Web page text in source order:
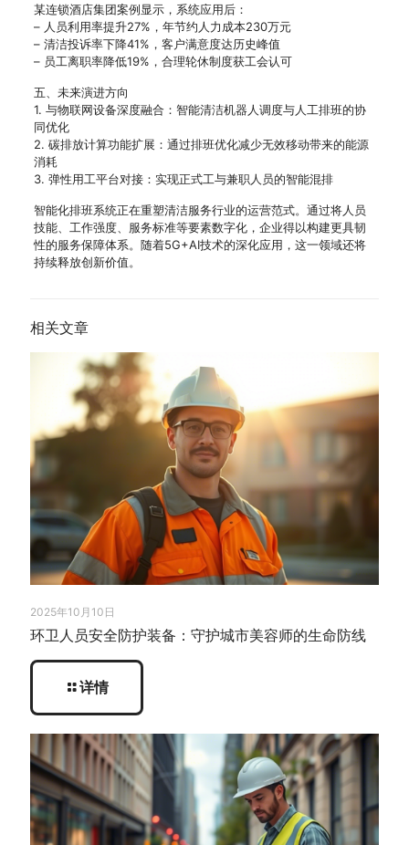
某连锁酒店集团案例显示，系统应用后：
– 人员利用率提升27%，年节约人力成本230万元
– 清洁投诉率下降41%，客户满意度达历史峰值
– 员工离职率降低19%，合理轮休制度获工会认可
五、未来演进方向
1. 与物联网设备深度融合：智能清洁机器人调度与人工排班的协
同优化
2. 碳排放计算功能扩展：通过排班优化减少无效移动带来的能源
消耗
3. 弹性用工平台对接：实现正式工与兼职人员的智能混排
智能化排班系统正在重塑清洁服务行业的运营范式。通过将人员
技能、工作强度、服务标准等要素数字化，企业得以构建更具韧
性的服务保障体系。随着5G+AI技术的深化应用，这一领域还将
持续释放创新价值。
相关文章
2025年10月10日
环卫人员安全防护装备：守护城市美容师的生命防线
详情